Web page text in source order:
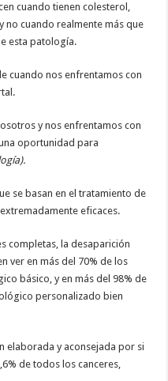
cuando tienen colesterol,
no cuando realmente más que
esta patología.
cuando nos enfrentamos con
y nos enfrentamos con
oportunidad para
se basan en el tratamiento de
eficaces.
completas, la desaparición
ver en más del 70% de los
básico, y en más del 98% de
personalizado bien
elaborada y aconsejada por si
de todos los canceres,